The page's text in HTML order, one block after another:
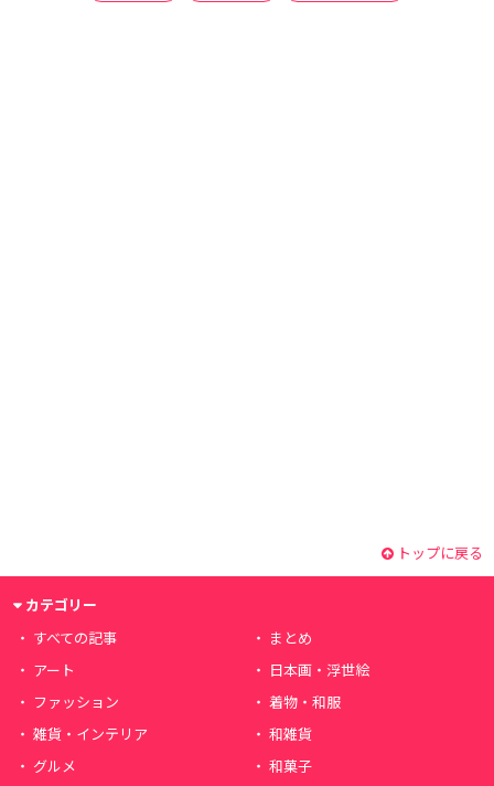
トップに戻る
カテゴリー
すべての記事
まとめ
アート
日本画・浮世絵
ファッション
着物・和服
雑貨・インテリア
和雑貨
グルメ
和菓子